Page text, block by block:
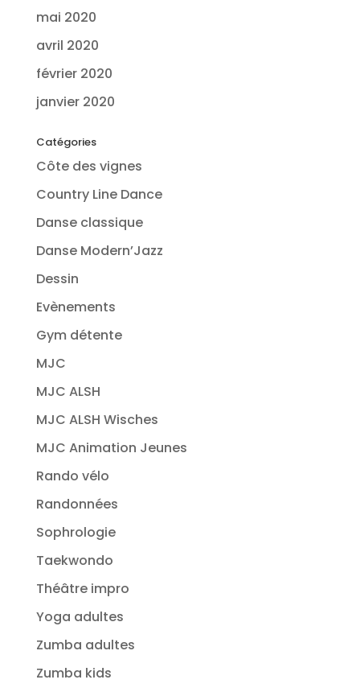
mai 2020
avril 2020
février 2020
janvier 2020
Catégories
Côte des vignes
Country Line Dance
Danse classique
Danse Modern’Jazz
Dessin
Evènements
Gym détente
MJC
MJC ALSH
MJC ALSH Wisches
MJC Animation Jeunes
Rando vélo
Randonnées
Sophrologie
Taekwondo
Théâtre impro
Yoga adultes
Zumba adultes
Zumba kids